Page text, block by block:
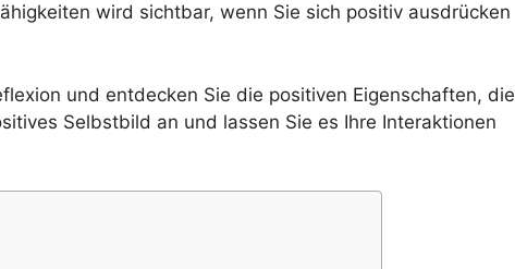
wird sichtbar, wenn Sie sich positiv ausdrücken
und entdecken Sie die positiven Eigenschaften, die
Selbstbild an und lassen Sie es Ihre Interaktionen